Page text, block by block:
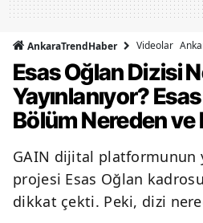
AnkaraTrendHaber Videolar
Esas Oğlan Dizisi
Yayınlanıyor?
Bölüm Nereden ve
GAIN dijital platformunun
projesi Esas Oğlan
dikkat çekti. Peki, dizi